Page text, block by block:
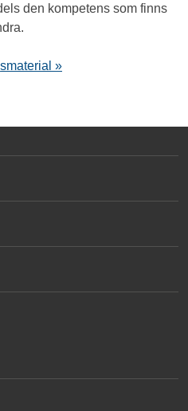
den kompetens som finns
»